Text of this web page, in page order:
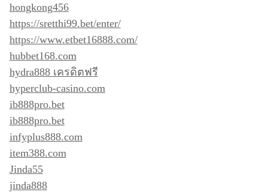
hongkong456
https://sretthi99.bet/enter/
https://www.etbet16888.com/
hubbet168.com
hydra888 เครดิตฟรี
hyperclub-casino.com
ib888pro.bet
ib888pro.bet
infyplus888.com
item388.com
Jinda55
jinda888